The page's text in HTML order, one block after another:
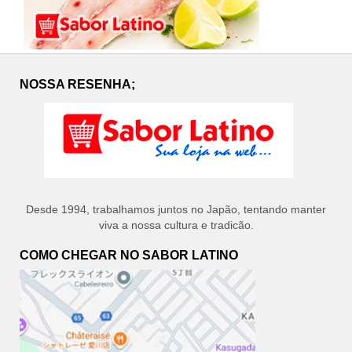
NOSSA RESENHA;
Desde 1994, trabalhamos juntos no Japão, tentando manter
viva a nossa cultura e tradicão.
COMO CHEGAR NO SABOR LATINO